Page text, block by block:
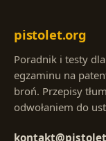
pistolet.org
Poradnik i testy
egzaminu na
broń. Przepisy
odwołaniem do